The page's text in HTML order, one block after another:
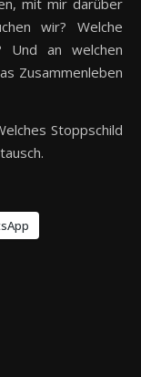
mit mir darüber
wir? Welche
Und an welchen
Zusammenleben
Stoppschild